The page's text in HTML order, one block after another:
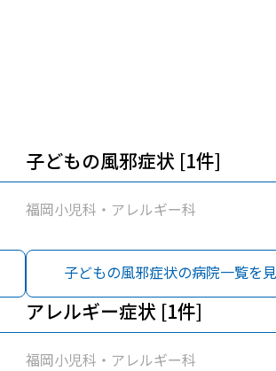
子どもの風邪症状 [1件]
福岡小児科・アレルギー科
子どもの風邪症状の病院一覧を
アレルギー症状 [1件]
福岡小児科・アレルギー科